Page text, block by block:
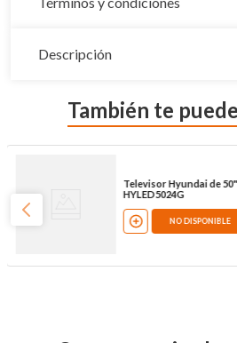
Descripción
También te
Televisor Hyundai de
HYLED5024G
NO DISPONIBLE